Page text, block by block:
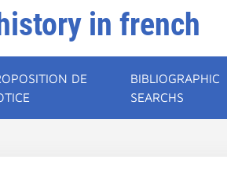
in french
DE
BIBLIOGRAPHIC
SEARCHS